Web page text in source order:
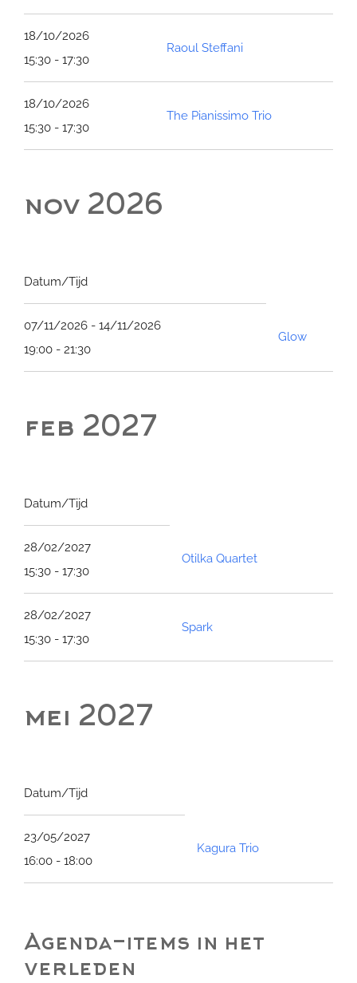
18/10/2026
15:30 - 17:30
Raoul Steffani
18/10/2026
15:30 - 17:30
The Pianissimo Trio
nov 2026
Datum/Tijd
07/11/2026 - 14/11/2026
19:00 - 21:30
Glow
feb 2027
Datum/Tijd
28/02/2027
15:30 - 17:30
Otilka Quartet
28/02/2027
15:30 - 17:30
Spark
mei 2027
Datum/Tijd
23/05/2027
16:00 - 18:00
Kagura Trio
Agenda-items in het
verleden